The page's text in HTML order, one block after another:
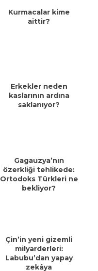
Kurmacalar kime
aittir?
Erkekler neden
kaslarının ardına
saklanıyor?
Gagauzya’nın
özerkliği tehlikede:
Ortodoks Türkleri ne
bekliyor?
Çin’in yeni gizemli
milyarderleri:
Labubu’dan yapay
zekâya